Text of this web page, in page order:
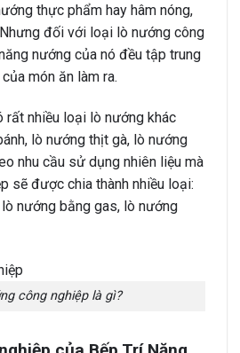
thực phẩm hay hâm nóng,
đối với loại lò nướng công
nướng của nó đều tập trung
món ăn làm ra.
rất nhiều loại lò nướng khác
lò nướng thịt gà, lò nướng
nhu cầu sử dụng nhiên liệu mà
sẽ được chia thành nhiều loại:
nướng bằng gas, lò nướng
công nghiệp là gì?